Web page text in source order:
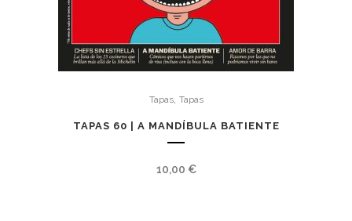
Tapas, Tapas
TAPAS 60 | A MANDÍBULA BATIENTE
10,00 €